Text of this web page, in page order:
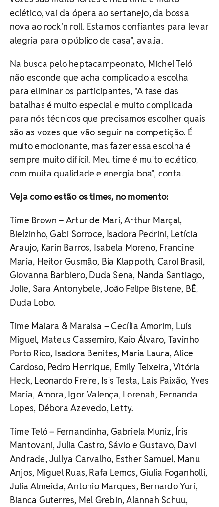
eclético, vai da ópera ao sertanejo, da bossa
nova ao rock'n roll. Estamos confiantes para levar
alegria para o público de casa", avalia.
Na busca pelo heptacampeonato, Michel Teló
não esconde que acha complicado a escolha
para eliminar os participantes, "A fase das
batalhas é muito especial e muito complicada
para nós técnicos que precisamos escolher quais
são as vozes que vão seguir na competição. É
muito emocionante, mas fazer essa escolha é
sempre muito difícil. Meu time é muito eclético,
com muita qualidade e energia boa", conta.
Veja como estão os times, no momento:
Time Brown – Artur de Mari, Arthur Marçal,
Bielzinho, Gabi Sorroce, Isadora Pedrini, Letícia
Araujo, Karin Barros, Isabela Moreno, Francine
Maria, Heitor Gusmão, Bia Klappoth, Carol Brasil,
Giovanna Barbiero, Duda Sena, Nanda Santiago,
Jolie, Sara Antonybele, João Felipe Bistene, BÊ,
Duda Lobo.
Time Maiara & Maraisa – Cecília Amorim, Luís
Miguel, Mateus Cassemiro, Kaio Álvaro, Tavinho
Porto Rico, Isadora Benites, Maria Laura, Alice
Cardoso, Pedro Henrique, Emily Teixeira, Vitória
Heck, Leonardo Freire, Isis Testa, Laís Paixão, Yves
Maria, Amora, Igor Valença, Lorenah, Fernanda
Lopes, Débora Azevedo, Letty.
Time Teló – Fernandinha, Gabriela Muniz, Íris
Mantovani, Julia Castro, Sávio e Gustavo, Davi
Andrade, Jullya Carvalho, Esther Samuel, Manu
Anjos, Miguel Ruas, Rafa Lemos, Giulia Foganholli,
Julia Almeida, Antonio Marques, Bernardo Yuri,
Bianca Guterres, Mel Grebin, Alannah Schuu,